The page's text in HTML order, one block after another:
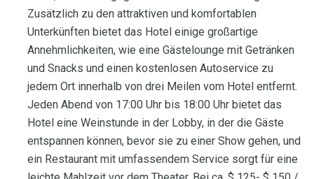
Zusätzlich zu den attraktiven und komfortablen
Unterkünften bietet das Hotel einige großartige
Annehmlichkeiten, wie eine Gästelounge mit Getränken
und Snacks und einen kostenlosen Autoservice zu
jedem Ort innerhalb von drei Meilen vom Hotel entfernt.
Jeden Abend von 17:00 Uhr bis 18:00 Uhr bietet das
Hotel eine Weinstunde in der Lobby, in der die Gäste
entspannen können, bevor sie zu einer Show gehen, und
ein Restaurant mit umfassendem Service sorgt für eine